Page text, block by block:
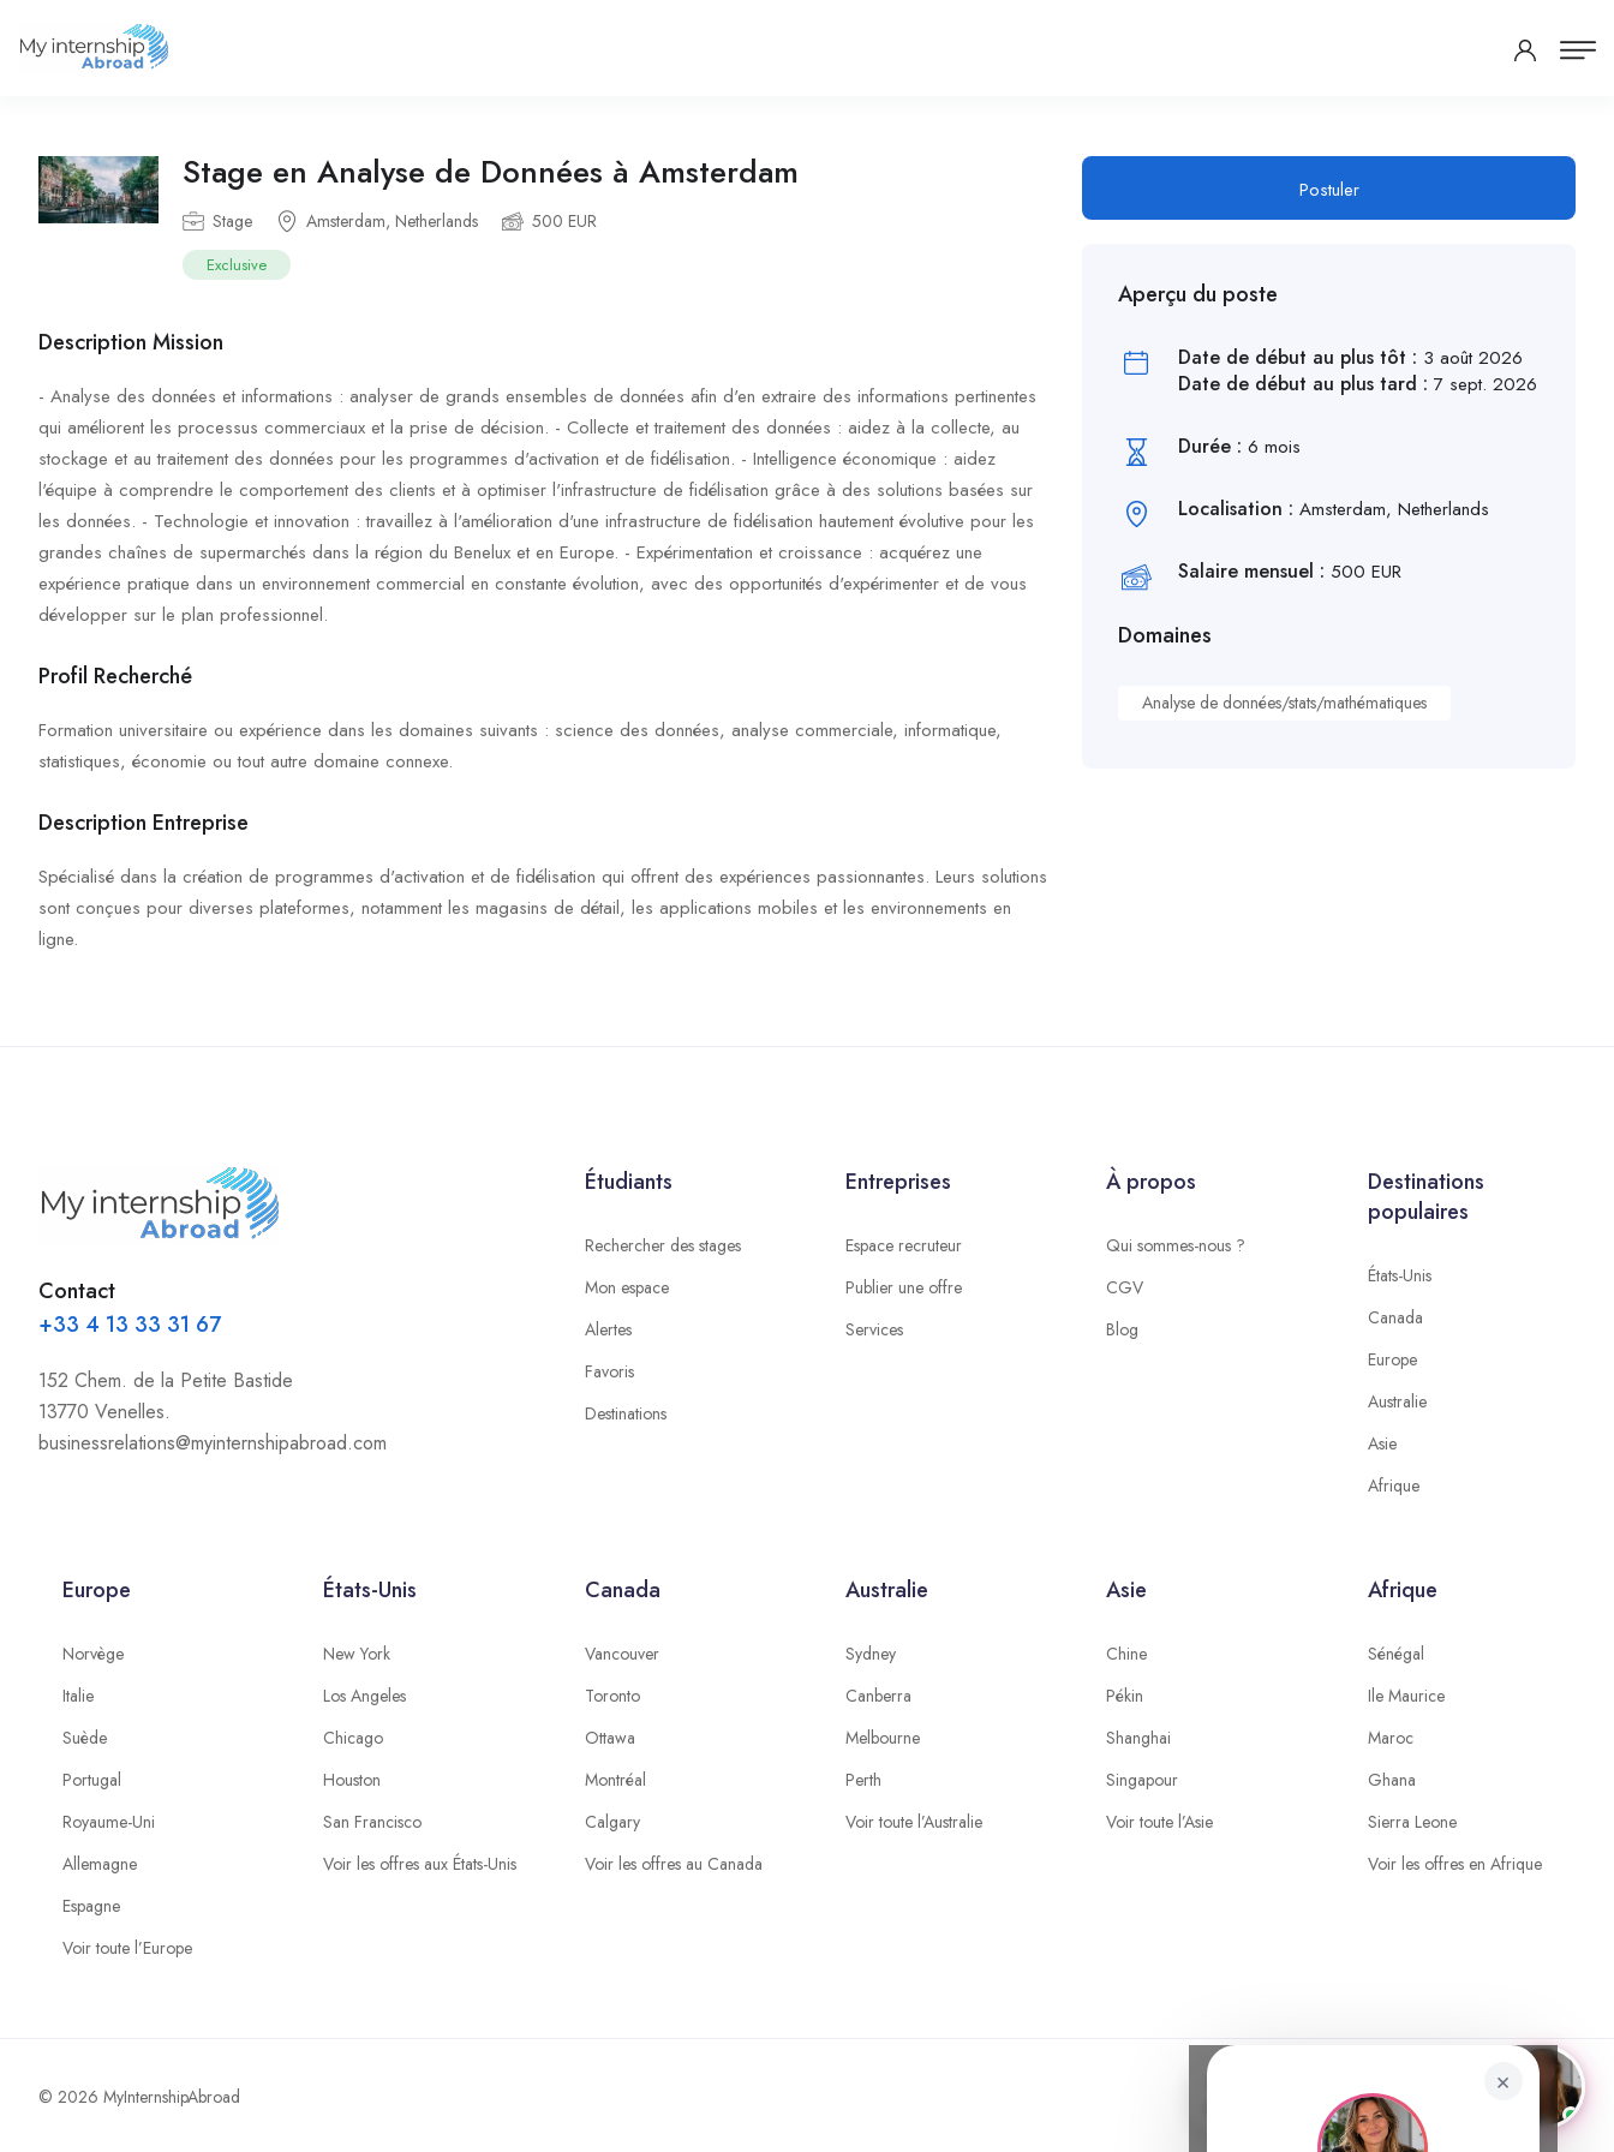
Stage en Analyse de Données à Amsterdam
Stage Amsterdam, Netherlands 500 EUR
Exclusive
Description Mission
- Analyse des données et informations : analyser de grands ensembles de données afin d'en extraire des informations pertinentes
qui améliorent les processus commerciaux et la prise de décision. - Collecte et traitement des données : aidez à la collecte, au
stockage et au traitement des données pour les programmes d'activation et de fidélisation. - Intelligence économique : aidez
l'équipe à comprendre le comportement des clients et à optimiser l'infrastructure de fidélisation grâce à des solutions basées sur
les données. - Technologie et innovation : travaillez à l'amélioration d'une infrastructure de fidélisation hautement évolutive pour les
grandes chaînes de supermarchés dans la région du Benelux et en Europe. - Expérimentation et croissance : acquérez une
expérience pratique dans un environnement commercial en constante évolution, avec des opportunités d'expérimenter et de vous
développer sur le plan professionnel.
Profil Recherché
Formation universitaire ou expérience dans les domaines suivants : science des données, analyse commerciale, informatique,
statistiques, économie ou tout autre domaine connexe.
Description Entreprise
Spécialisé dans la création de programmes d'activation et de fidélisation qui offrent des expériences passionnantes. Leurs solutions
sont conçues pour diverses plateformes, notamment les magasins de détail, les applications mobiles et les environnements en
ligne.
Postuler
Aperçu du poste
Date de début au plus tôt : 3 août 2026
Date de début au plus tard :7 sept. 2026
Durée :6 mois
Localisation :Amsterdam, Netherlands
Salaire mensuel : 500 EUR
Domaines
Analyse de données/stats/mathématiques
Contact
+33 4 13 33 31 67
152 Chem. de la Petite Bastide
13770 Venelles.
businessrelations@myinternshipabroad.com
Étudiants
Rechercher des stages
Mon espace
Alertes
Favoris
Destinations
Entreprises
Espace recruteur
Publier une offre
Services
À propos
Qui sommes-nous ?
CGV
Blog
Destinations
populaires
États-Unis
Canada
Europe
Australie
Asie
Afrique
Europe
Norvège
Italie
Suède
Portugal
Royaume-Uni
Allemagne
Espagne
Voir toute l’Europe
États-Unis
New York
Los Angeles
Chicago
Houston
San Francisco
Voir les offres aux États-Unis
Canada
Vancouver
Toronto
Ottawa
Montréal
Calgary
Voir les offres au Canada
Australie
Sydney
Canberra
Melbourne
Perth
Voir toute l’Australie
Asie
Chine
Pékin
Shanghai
Singapour
Voir toute l’Asie
Afrique
Sénégal
Ile Maurice
Maroc
Ghana
Sierra Leone
Voir les offres en Afrique
© 2026 MyInternshipAbroad
×